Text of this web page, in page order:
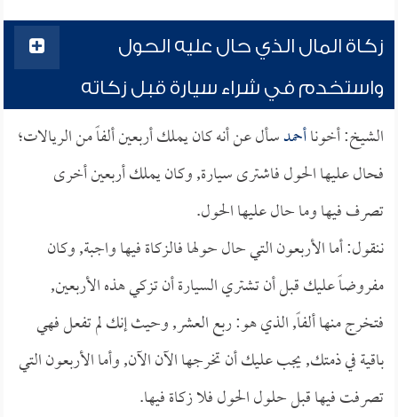
زكاة المال الذي حال عليه الحول
واستخدم في شراء سيارة قبل زكاته
الشيخ: أخوناأحمدسأل عن أنه كان يملك أربعين ألفاً من الريالات؛
فحال عليها الحول فاشترى سيارة, وكان يملك أربعين أخرى
تصرف فيها وما حال عليها الحول.
ننقول: أما الأربعون التي حال حولها فالزكاة فيها واجبة, وكان
مفروضاً عليك قبل أن تشتري السيارة أن تزكي هذه الأربعين,
فتخرج منها ألفاً, الذي هو: ربع العشر, وحيث إنك لم تفعل فهي
باقية في ذمتك, يجب عليك أن تخرجها الآن الآن, وأما الأربعون التي
تصرفت فيها قبل حلول الحول فلا زكاة فيها.